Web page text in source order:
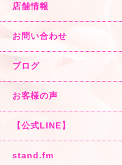
店舗情報
お問い合わせ
ブログ
お客様の声
【公式LINE】
stand.fm